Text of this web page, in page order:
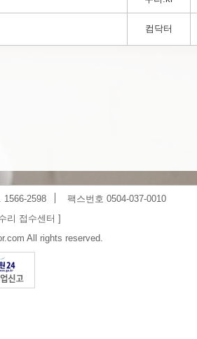
컴닥터
1566-2598
팩스번호 0504-037-0010
리 접수센터 ]
All rights reserved.